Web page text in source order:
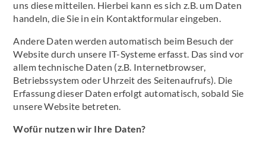
uns diese mitteilen. Hierbei kann es sich z.B. um Daten
handeln, die Sie in ein Kontaktformular eingeben.
Andere Daten werden automatisch beim Besuch der
Website durch unsere IT-Systeme erfasst. Das sind vor
allem technische Daten (z.B. Internetbrowser,
Betriebssystem oder Uhrzeit des Seitenaufrufs). Die
Erfassung dieser Daten erfolgt automatisch, sobald Sie
unsere Website betreten.
Wofür nutzen wir Ihre Daten?